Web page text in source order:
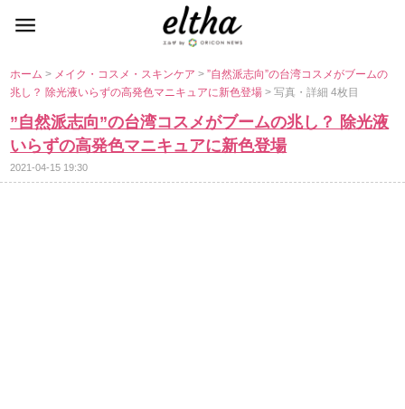
ホーム> メイク・コスメ・スキンケア>”自然派志向”の台湾コスメがブームの
兆し？ 除光液いらずの高発色マニキュアに新色登場> 写真・詳細 4枚目
”自然派志向”の台湾コスメがブームの兆し？ 除光液
いらずの高発色マニキュアに新色登場
2021-04-15 19:30